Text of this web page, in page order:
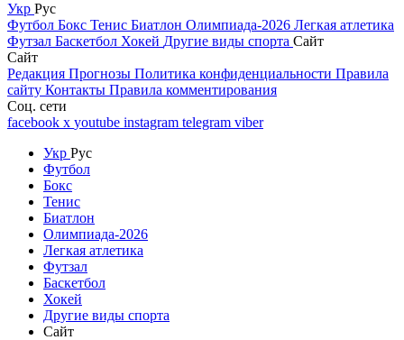
Укр Рус
Футбол Бокс Тенис Биатлон Олимпиада-2026 Легкая атлетика
Футзал Баскетбол Хокей Другие виды спорта Сайт
Сайт
Редакция Прогнозы Политика конфиденциальности Правила
сайту Контакты Правила комментирования
Соц. сети
facebook x youtube instagram telegram viber
Укр Рус
Футбол
Бокс
Тенис
Биатлон
Олимпиада-2026
Легкая атлетика
Футзал
Баскетбол
Хокей
Другие виды спорта
Сайт